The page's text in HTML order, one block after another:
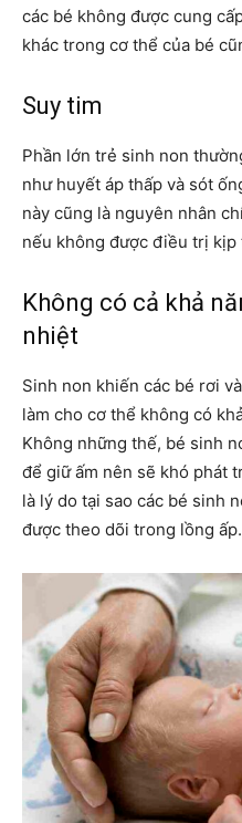
các bé không được cung
khác trong cơ thể của bé
Suy tim
Phần lớn trẻ sinh non
như huyết áp thấp và sót
này cũng là nguyên nhân
nếu không được điều trị kịp
Không có cả khả
nhiệt
Sinh non khiến các bé rơi
làm cho cơ thể không có
Không những thế, bé sinh
để giữ ấm nên sẽ khó phát
là lý do tại sao các bé sinh
được theo dõi trong lồng ấp.